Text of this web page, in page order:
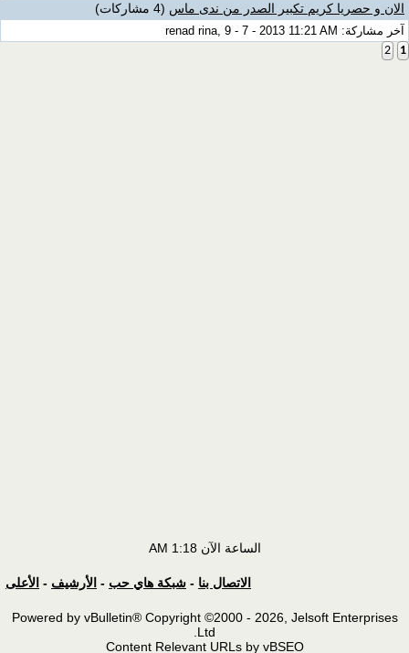
الان و حصريا كريم تكبير الصدر من ندى ماس (4 مشاركات)
آخر مشاركة: renad rina, 9 - 7 - 2013 11:21 AM
1
2
الساعة الآن1:18 AM
الاتصال بنا - شبكة هاي حب - الأرشيف - الأعلى
Powered by vBulletin® Copyright ©2000 - 2026, Jelsoft Enterprises
Ltd.
Content Relevant URLs by vBSEO